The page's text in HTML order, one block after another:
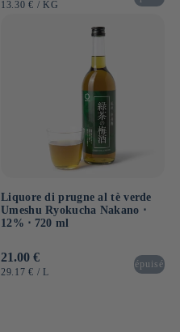
PREZZO
13.30 € / PER
KG
Liquore di prugne al tè verde
Umeshu Ryokucha Nakano ⋅
12% ⋅ 720 ml
Prezzo
di
21.00 €
PREZZO
29.17 € / PER
L
épuisé